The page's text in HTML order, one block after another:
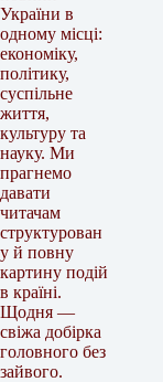
України в
одному місці:
економіку,
політику,
суспільне
життя,
культуру та
науку. Ми
прагнемо
давати
читачам
структурован
у й повну
картину подій
в країні.
Щодня —
свіжа добірка
головного без
зайвого.